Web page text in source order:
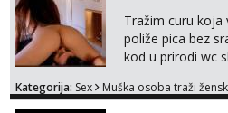
Tražim curu
poliže pica bez
kod u prirodi wc
jer nisam solo.
Kategorija: Sex Muška osoba traži